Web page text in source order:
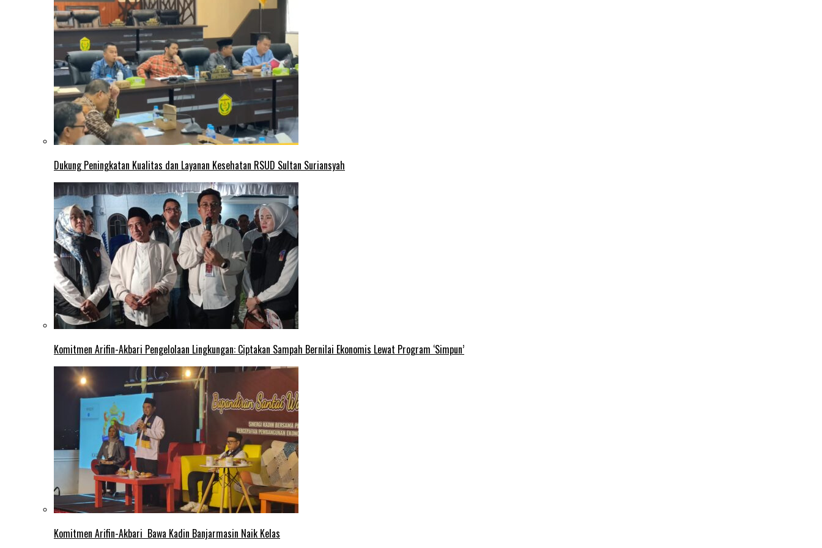
Dukung Peningkatan Kualitas dan Layanan Kesehatan RSUD Sultan Suriansyah
Komitmen Arifin-Akbari Pengelolaan Lingkungan: Ciptakan Sampah Bernilai Ekonomis Lewat Program ‘Simpun’
Komitmen Arifin-Akbari Bawa Kadin Banjarmasin Naik Kelas